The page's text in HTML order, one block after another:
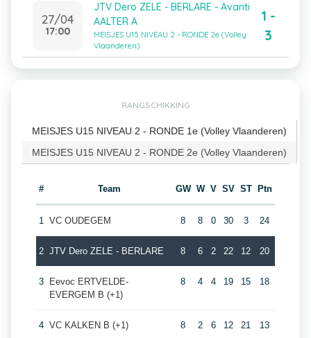
27/04
17:00
JTV Dero ZELE - BERLARE - Avanti
AALTER A
MEISJES U15 NIVEAU 2 - RONDE 2e (Volley
Vlaanderen)
1 -
3
RANGSCHIKKING
MEISJES U15 NIVEAU 2 - RONDE 1e (Volley Vlaanderen)
MEISJES U15 NIVEAU 2 - RONDE 2e (Volley Vlaanderen)
# Team GW W V SV ST Ptn
1 VC OUDEGEM 8 8 0 30 3 24
2 JTV Dero ZELE - BERLARE 8 6 2 22 12 20
3
Eevoc ERTVELDE-
EVERGEM B (+1)
8 4 4 19 15 18
4 VC KALKEN B (+1) 8 2 6 12 21 13